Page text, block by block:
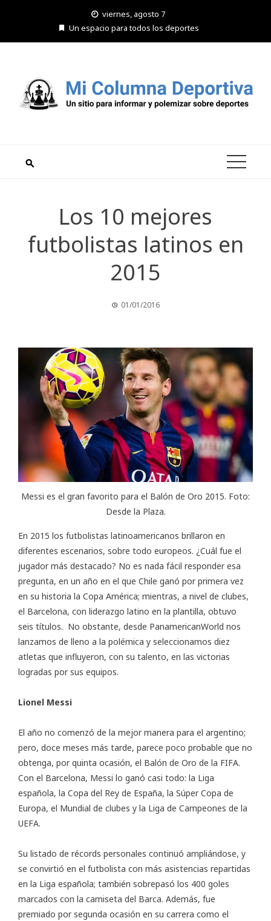
viernes, agosto 7
Un espacio para todos los deportes
Los 10 mejores
futbolistas latinos en
2015
01/01/2016
Messi es el gran favorito para el Balón de Oro 2015. Foto:
Desde la Plaza.
En 2015 los futbolistas latinoamericanos brillaron en
diferentes escenarios, sobre todo europeos. ¿Cuál fue el
jugador más destacado? No es nada fácil responder esa
pregunta, en un año en el que Chile ganó por primera vez
en su historia la Copa América; mientras, a nivel de clubes,
el Barcelona, con liderazgo latino en la plantilla, obtuvo
seis títulos. No obstante, desde PanamericanWorld nos
lanzamos de lleno a la polémica y seleccionamos diez
atletas que influyeron, con su talento, en las victorias
logradas por sus equipos.
Lionel Messi
El año no comenzó de la mejor manera para el argentino;
pero, doce meses más tarde, parece poco probable que no
obtenga, por quinta ocasión, el Balón de Oro de la FIFA.
Con el Barcelona, Messi lo ganó casi todo: la Liga
española, la Copa del Rey de España, la Súper Copa de
Europa, el Mundial de clubes y la Liga de Campeones de la
UEFA.
Su listado de récords personales continuó ampliándose, y
se convirtió en el futbolista con más asistencias repartidas
en la Liga española; también sobrepasó los 400 goles
marcados con la camiseta del Barca. Además, fue
premiado por segunda ocasión en su carrera como el